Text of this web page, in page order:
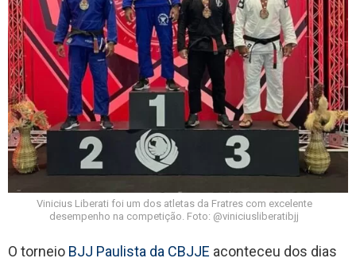
Vinicius Liberati foi um dos atletas da Fratres com excelente
desempenho na competição. Foto: @viniciusliberatibjj
O torneio BJJ Paulista da CBJJE aconteceu dos dias